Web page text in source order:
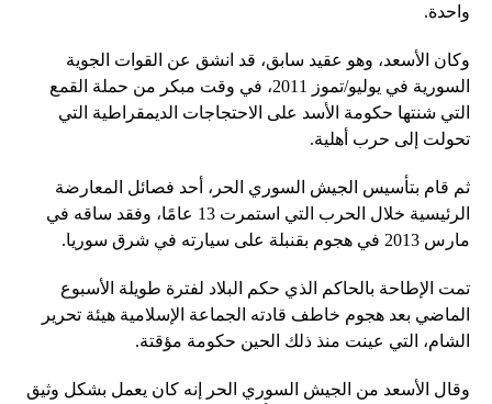
واحدة.
وكان الأسعد، وهو عقيد سابق، قد انشق عن القوات الجوية
السورية في يوليو/تموز 2011، في وقت مبكر من حملة القمع
التي شنتها حكومة الأسد على الاحتجاجات الديمقراطية التي
تحولت إلى حرب أهلية.
ثم قام بتأسيس الجيش السوري الحر، أحد فصائل المعارضة
الرئيسية خلال الحرب التي استمرت 13 عامًا، وفقد ساقه في
مارس 2013 في هجوم بقنبلة على سيارته في شرق سوريا.
تمت الإطاحة بالحاكم الذي حكم البلاد لفترة طويلة الأسبوع
الماضي بعد هجوم خاطف قادته الجماعة الإسلامية هيئة تحرير
الشام، التي عينت منذ ذلك الحين حكومة مؤقتة.
وقال الأسعد من الجيش السوري الحر إنه كان يعمل بشكل وثيق